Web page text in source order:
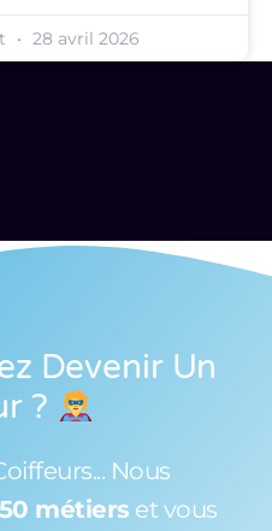
28 avril 2026
Devenir Un
?
Nous
métiers et vous